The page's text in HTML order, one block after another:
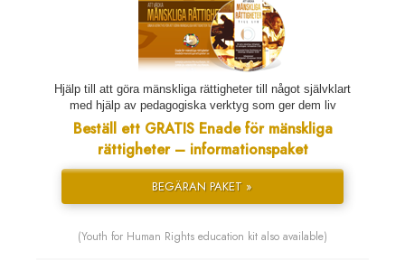
Hjälp till att göra mänskliga rättigheter till något självklart
med hjälp av pedagogiska verktyg som ger dem liv
Beställ ett GRATIS Enade för mänskliga
rättigheter – informationspaket
BEGÄRAN PAKET »
(Youth for Human Rights education kit also available)